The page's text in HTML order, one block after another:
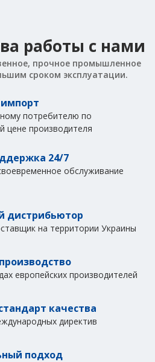
работы с нами
прочное промышленное
сроком эксплуатации.
потребителю по
цене производителя
24/7
обслуживание
дистрибьютор
на территории Украины
европейских производителей
качества
директив
подход